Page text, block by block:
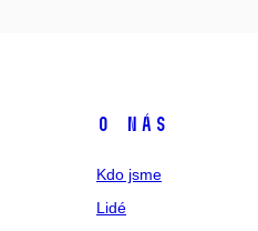
O NÁS
Kdo jsme
Lidé